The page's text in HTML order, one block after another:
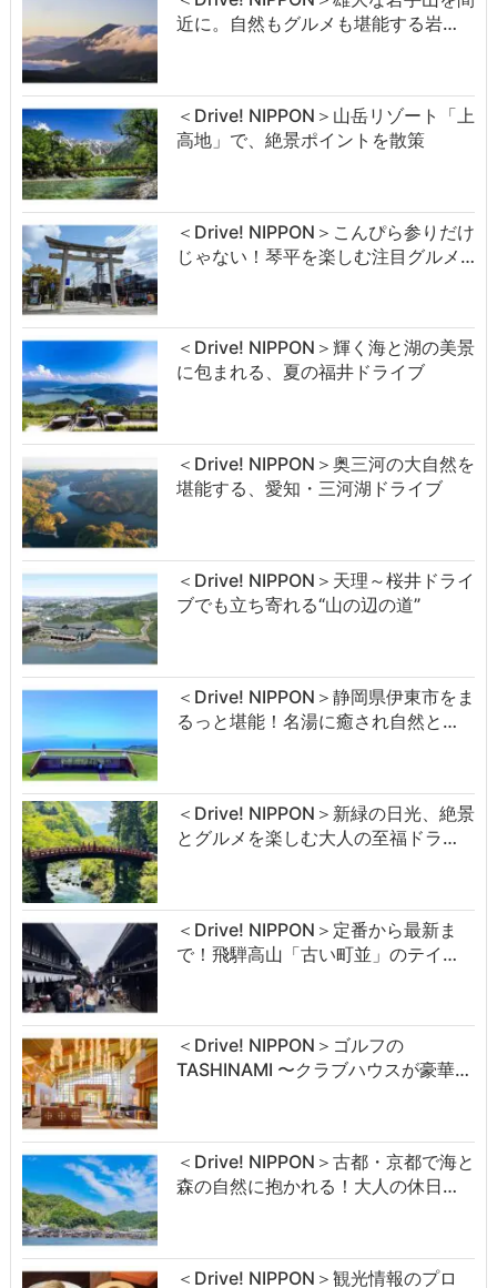
近に。自然もグルメも堪能する岩…
＜Drive! NIPPON＞山岳リゾート「上
高地」で、絶景ポイントを散策
＜Drive! NIPPON＞こんぴら参りだけ
じゃない！琴平を楽しむ注目グルメ…
＜Drive! NIPPON＞輝く海と湖の美景
に包まれる、夏の福井ドライブ
＜Drive! NIPPON＞奥三河の大自然を
堪能する、愛知・三河湖ドライブ
＜Drive! NIPPON＞天理～桜井ドライ
ブでも立ち寄れる“山の辺の道”
＜Drive! NIPPON＞静岡県伊東市をま
るっと堪能！名湯に癒され自然と…
＜Drive! NIPPON＞新緑の日光、絶景
とグルメを楽しむ大人の至福ドラ…
＜Drive! NIPPON＞定番から最新ま
で！飛騨高山「古い町並」のテイ…
＜Drive! NIPPON＞ゴルフの
TASHINAMI 〜クラブハウスが豪華…
＜Drive! NIPPON＞古都・京都で海と
森の自然に抱かれる！大人の休日…
＜Drive! NIPPON＞観光情報のプロ